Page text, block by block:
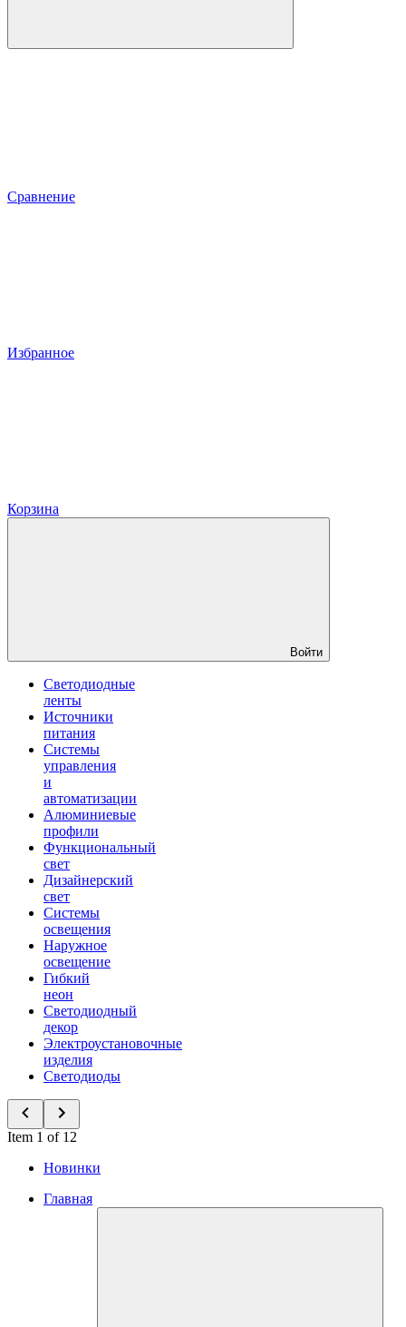
Сравнение
Избранное
Корзина
Войти
Светодиодные
ленты
Источники
питания
Системы
управления
и
автоматизации
Алюминиевые
профили
Функциональный
свет
Дизайнерский
свет
Системы
освещения
Наружное
освещение
Гибкий
неон
Светодиодный
декор
Электроустановочные
изделия
Светодиоды
Item 1 of 12
Новинки
Главная